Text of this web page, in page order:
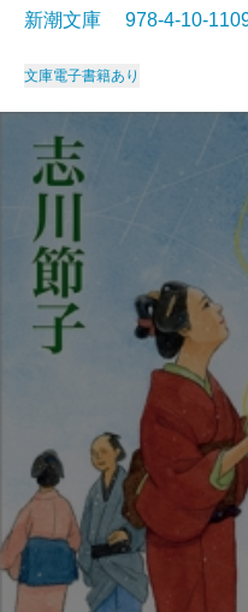
新潮文庫 978-4-10-
文庫電子書籍あり